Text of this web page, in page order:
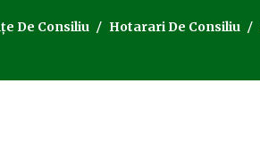
De Consiliu Hotarari De Consiliu